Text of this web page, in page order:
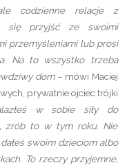
codzienne relacje z
się przyjść ze swoimi
przemyśleniami lub prosi
Na to wszystko trzeba
dom – mówi Maciej
prywatnie ojciec trójki
w sobie siły do
zrób to w tym roku. Nie
swoim dzieciom albo
To rzeczy przyjemne,